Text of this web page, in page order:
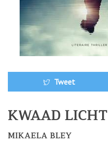
Tweet
KWAAD LICHT
MIKAELA BLEY